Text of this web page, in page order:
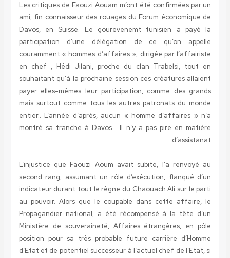
Les critiques de Faouzi Aouam m’ont été confirmées par un
ami, fin connaisseur des rouages du Forum économique de
Davos, en Suisse. Le gourevenemt tunisien a payé la
participation d’une délégation de ce qu’on appelle
couramment « hommes d’affaires », dirigée par l’affairiste
en chef , Hédi Jilani, proche du clan Trabelsi, tout en
souhaitant qu’à la prochaine session ces créatures allaient
payer elles-mêmes leur participation, comme des grands
mais surtout comme tous les autres patronats du monde
entier.. L’année d’après, aucun « homme d’affaires » n’a
montré sa tranche à Davos… Il n’y a pas pire en matière
d’assistanat..
L’injustice que Faouzi Aoum avait subite, l’a renvoyé au
second rang, assumant un rôle d’exécution, flanqué d’un
indicateur durant tout le règne du Chaouach Ali sur le parti
au pouvoir. Alors que le coupable dans cette affaire, le
Propagandier national, a été récompensé à la tête d’un
Ministère de souveraineté, Affaires étrangères, en pôle
position pour sa très probable future carrière d’Homme
d’Etat et de potentiel successeur à l’actuel chef de l’Etat, si